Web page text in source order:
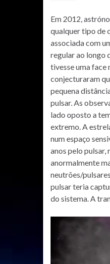
Em 2012,
qualquer tipo de
associada com
regular ao longo
tivesse uma face
conjecturaram
pequena
pulsar. As
lado oposto a
extremo. A
num espaço
anos pelo pulsar,
anormalmente
neutrões/
pulsar teria
do sistema. A